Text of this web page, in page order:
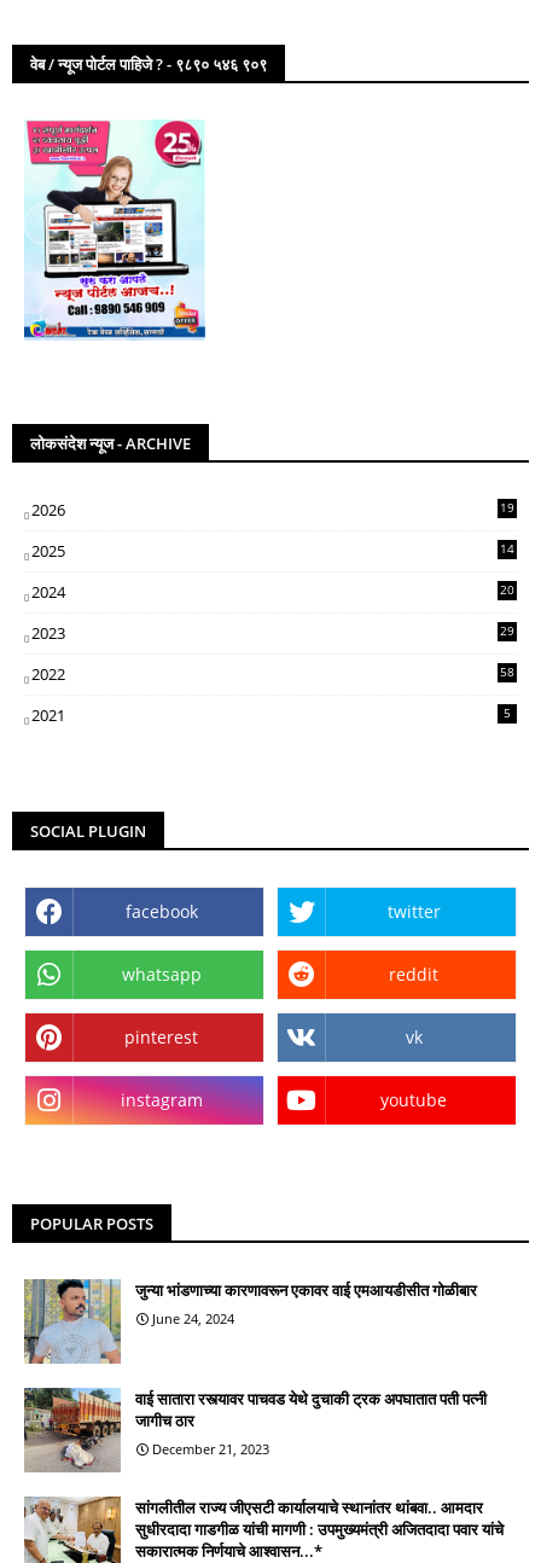
वेब / न्यूज पोर्टल पाहिजे ? - ९८९० ५४६ ९०९
लोकसंदेश न्यूज - ARCHIVE
2026 19
2025
14
2024
20
2023
29
2022
58
2021 5
SOCIAL PLUGIN
facebook twitter
whatsapp reddit
pinterest vk
instagram youtube
POPULAR POSTS
जुन्या भांडणाच्या कारणावरून एकावर वाई एमआयडीसीत गोळीबार
June 24, 2024
वाई सातारा रस्त्यावर पाचवड येथे दुचाकी ट्रक अपघातात पती पत्नी
जागीच ठार
December 21, 2023
सांगलीतील राज्य जीएसटी कार्यालयाचे स्थानांतर थांबवा.. आमदार
सुधीरदादा गाडगीळ यांची मागणी : उपमुख्यमंत्री अजितदादा पवार यांचे
सकारात्मक निर्णयाचे आश्वासन...*